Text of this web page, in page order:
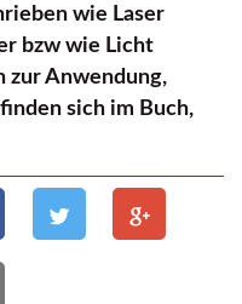
wie Laser
bzw wie Licht
zur Anwendung,
sich im Buch,